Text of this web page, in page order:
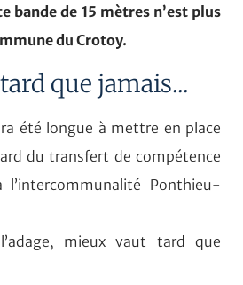
bande de 15 mètres n’est plus
du Crotoy.
que jamais...
été longue à mettre en place
du transfert de compétence
Ponthieu-
mieux vaut tard que